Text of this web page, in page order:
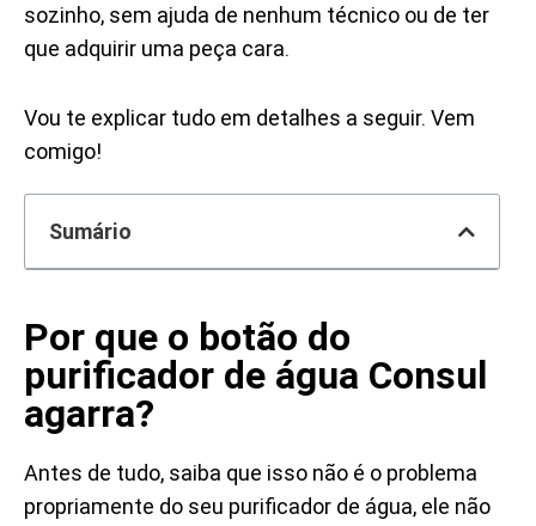
sozinho, sem ajuda de nenhum técnico ou de ter
que adquirir uma peça cara.
Vou te explicar tudo em detalhes a seguir. Vem
comigo!
Sumário
Por que o botão do
purificador de água Consul
agarra?
Antes de tudo, saiba que isso não é o problema
propriamente do seu purificador de água, ele não